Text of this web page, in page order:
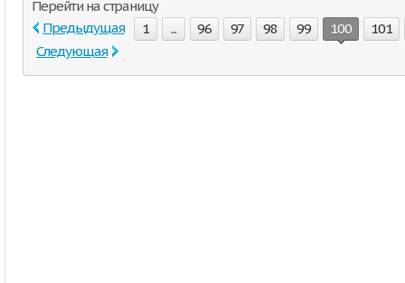
Перейти на страницу
Предыдущая
1 ... 96 97 98 99 100
101
Следующая